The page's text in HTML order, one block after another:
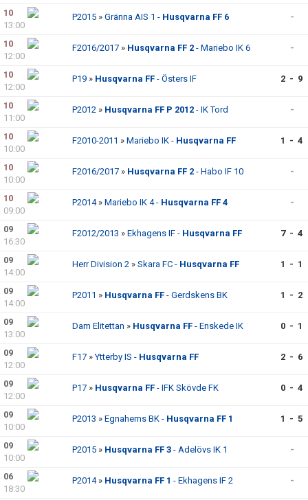
10
13:00
P2015 » Gränna AIS 1 - Husqvarna FF 6 -
10
12:00
F2016/2017 » Husqvarna FF 2 - Mariebo IK 6 -
10
12:00
P19 » Husqvarna FF - Östers IF 2 - 9
10
11:00
P2012 » Husqvarna FF P 2012 - IK Tord -
10
10:00
F2010-2011 » Mariebo IK - Husqvarna FF 1 - 4
10
10:00
F2016/2017 » Husqvarna FF 2 - Habo IF 10 -
10
09:00
P2014» Mariebo IK 4 - Husqvarna FF 4 -
09
16:30
F2012/2013 » Ekhagens IF - Husqvarna FF 7 - 4
09
14:00
Herr Division 2 » Skara FC - Husqvarna FF 1 - 1
09
14:00
P2011 » Husqvarna FF - Gerdskens BK 1 - 2
09
13:00
Dam Elitettan » Husqvarna FF - Enskede IK 0 - 1
09
12:00
F17 »Ytterby IS - Husqvarna FF 2 - 6
09
12:00
P17 » Husqvarna FF - IFK Skövde FK 0 - 4
09
10:00
P2013 » Egnahems BK - Husqvarna FF 1 1 - 5
09
10:00
P2015 » Husqvarna FF 3 - Adelövs IK 1 -
06
18:30
P2014» Husqvarna FF 1 - Ekhagens IF 2 -